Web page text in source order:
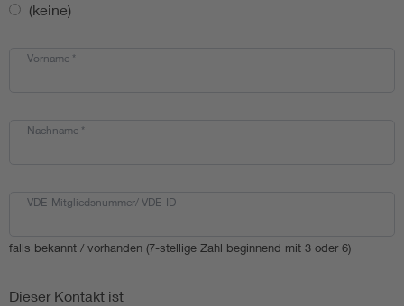
(keine)
Vorname *
Nachname *
VDE-Mitgliedsnummer/ VDE-ID
falls bekannt / vorhanden (7-stellige Zahl beginnend mit 3 oder 6)
Dieser Kontakt ist